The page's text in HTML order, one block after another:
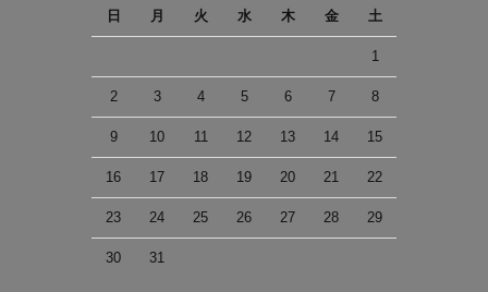
日
月 火 水 木 金 土
1
2 3 4 5 6 7 8
9 10 11 12 13 14 15
16 17 18 19 20 21 22
23 24 25 26 27 28 29
30 31